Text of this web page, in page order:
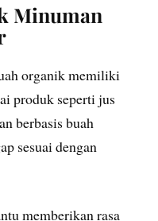
Minuman
organik memiliki
produk seperti jus
berbasis buah
sesuai dengan
memberikan rasa